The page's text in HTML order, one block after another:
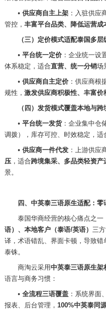
• 供应商自主上架：入驻供应
管控， 丰富平台品类、降低运营成
（三）定价模式适配泰国多层
• 平台统一定价：企业统一设
体系稳定，适合直营、统一分销场
• 供应商自主定价：供应商根
规性， 激发供应商积极性、丰富价
（四）发货模式覆盖本地与跨
• 平台统一发货：企业集中仓
调拨），库存可控、时效稳定，适
• 供应商一件代发：上游供应
压，适合跨境集采、多品类轻资产
景。
四、中英泰三语原生适配：
泰国华商经营的核心痛点之一
语）、本地客户（泰语/英语） 三
译，术语错乱、界面卡顿，导致
泰铢。
商淘云采用中英泰三语原生架
语言与商务习惯：
• 全流程三语覆盖：系统界面
报表、后台管理， 100%中英泰同